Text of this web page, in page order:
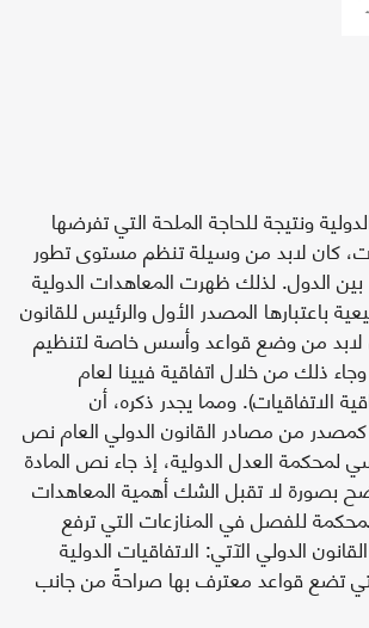
ونتيجة للحاجة الملحة التي تفرضها
كان لابد من وسيلة تنظم مستوى تطور
الدول. لذلك ظهرت المعاهدات الدولية
باعتبارها المصدر الأول والرئيس للقانون
لابد من وضع قواعد وأسس خاصة لتنظيم
ذلك من خلال اتفاقية فيينا لعام
الاتفاقيات). ومما يجدر ذكره، أن
كمصدر من مصادر القانون الدولي العام نص
لمحكمة العدل الدولية، إذ جاء نص المادة
(1) ليوضح بصورة لا تقبل الشك أهمية المعاهدات
للفصل في المنازعات التي ترفع
الدولي الآتي: الاتفاقيات الدولية
تضع قواعد معترف بها صراحةً من جانب